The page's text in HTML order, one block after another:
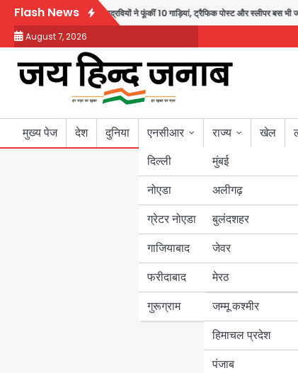
Skip
content
Flash News
के बाद भड़की हिंसा, उपद्रवियों ने फूंकीं 10 गाड़ियां, ट्रैफिक पोस्ट और स्लीपर बस भी
August 7, 2026
मुख्य पेज देश दुनिया
एनसीआर
दिल्ली
नोएडा
ग्रेटर नोएडा
गाजियाबाद
फरीदाबाद
गुरूग्राम
राज्य
मुंबई
उत्तर प्रदेश
अलीगढ़
बुलंदशहर
जेवर
मेरठ
बिहार
पंजाब
हरियाणा
जम्मू कश्मीर
हिमाचल प्रदेश
पंजाब
खेल